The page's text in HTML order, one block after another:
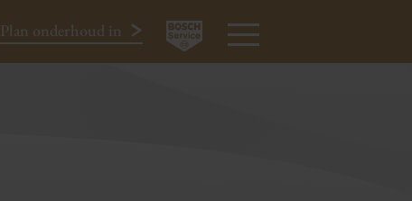
Plan onderhoud in